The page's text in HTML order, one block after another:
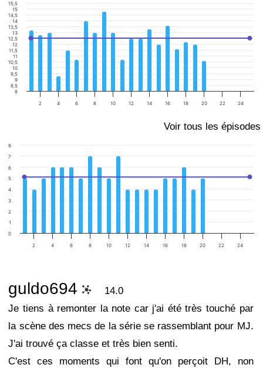
2 4 6 8 10 12 14 16 18 20 22 24
8
8,5
9
9,5
10
10,5
11
11,5
12
12,5
13
13,5
14
14,5
15
15,5
Voir tous les épisodes
2 4 6 8 10 12 14 16 18 20 22 24
0
1
2
3
4
5
6
7
8
guldo694
14.0
Je tiens à remonter la note car j'ai été très touché par
la scène des mecs de la série se rassemblant pour MJ.
J'ai trouvé ça classe et très bien senti.
C'est ces moments qui font qu'on perçoit DH, non